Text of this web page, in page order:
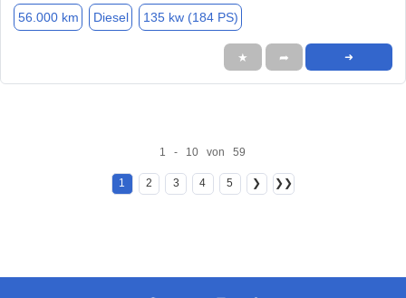
56.000 km Diesel 135 kw (184 PS)
★ ➦ ➜
1 - 10 von 59
1 2 3 4 5 ❯ ❯❯